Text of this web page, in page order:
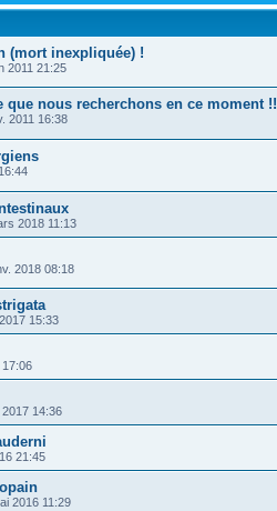
(mort inexpliquée) !
2011 21:25
que nous recherchons en ce moment !!
2011 16:38
2018 11:13
2018 08:18
15:33
17:06
14:36
21:45
2016 11:29